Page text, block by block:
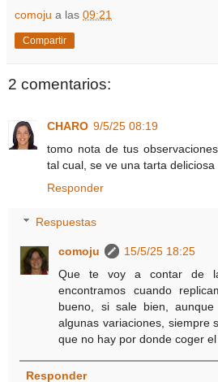
comoju a las 09:21
Compartir
2 comentarios:
CHARO 9/5/25 08:19
tomo nota de tus
tal cual, se ve una tarta deliciosa
Responder
Respuestas
comoju
15/5/25 18:25
Que te voy a contar de
encontramos cuando
bueno, si sale bien,
algunas variaciones, siempre
que no hay por donde coger
Responder